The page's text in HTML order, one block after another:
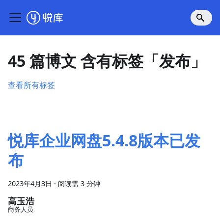
45 篇博文 含有标签「发布」
查看所有标签
悦库企业网盘5.4.8版本已发
布
2023年4月3日 · 阅读需 3 分钟
高玉浩
商务人员